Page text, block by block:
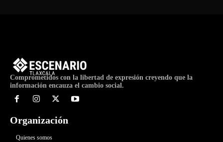
Comprometidos con la libertad de expresión creyendo que la
información encauza el cambio social.
Organización
Quienes somos